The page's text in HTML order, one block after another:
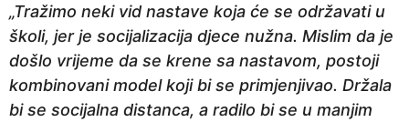
„Tražimo neki vid nastave koja će se održavati u
školi, jer je socijalizacija djece nužna. Mislim da je
došlo vrijeme da se krene sa nastavom, postoji
kombinovani model koji bi se primjenjivao. Držala
bi se socijalna distanca, a radilo bi se u manjim